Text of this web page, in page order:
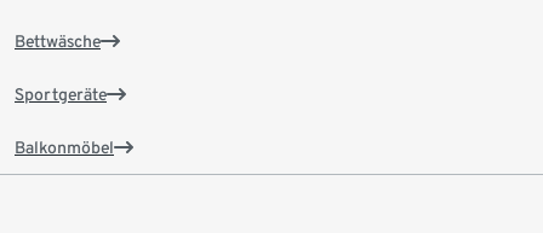
Bettwäsche
Sportgeräte
Balkonmöbel